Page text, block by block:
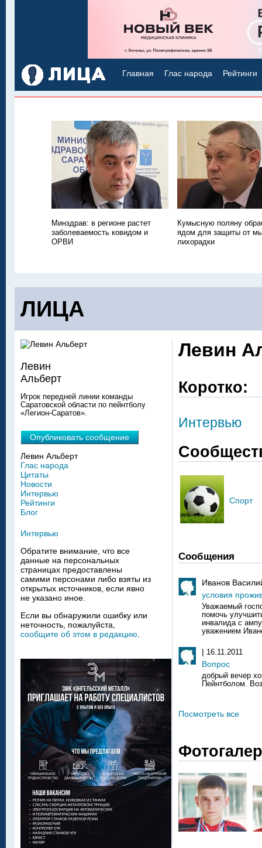
Главная Глас народа Рейтинги
Минздрав: в регионе растет
заболеваемость ковидом и
ОРВИ
Кумысную поляну
ядом для защиты от
лихорадки
ЛИЦА
Левин
Коротко:
Интервью
Спорт
Сообщения
Иванов
условия
Уважаемый
помочь
инвалида с
уважением
| 16.11.2011
Вопрос
добрый вечер
Пейнтболом.
Посмотреть все
Левин
Альберт
Игрок передней линии команды
Саратовской области по пейнтболу
«Легион-Саратов».
Опубликовать сообщение
Левин Альберт
Глас народа
Цитаты
Новости
Интервью
Рейтинги
Блог
Интервью
Обратите внимание, что все
данные на персональных
страницах предоставлены
самими персонами либо взяты из
открытых источников, если явно
не указано иное.
Если вы обнаружили ошибку или
неточность, пожалуйста,
сообщите об этом в редакцию